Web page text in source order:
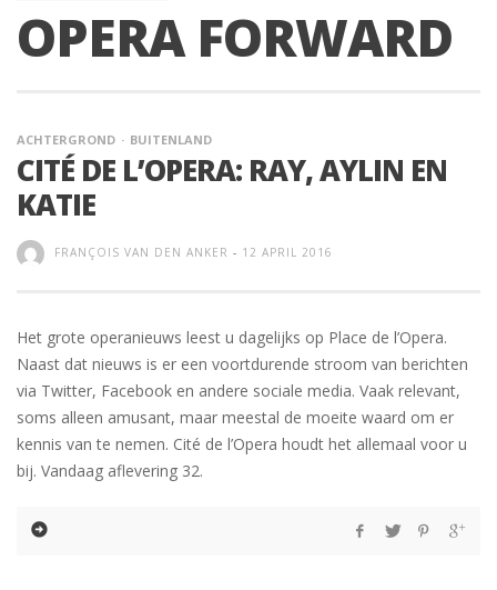
OPERA FORWARD
ACHTERGROND BUITENLAND
CITÉ DE L’OPERA: RAY, AYLIN EN
KATIE
FRANÇOIS VAN DEN ANKER - 12 APRIL 2016
Het grote operanieuws leest u dagelijks op Place de l’Opera.
Naast dat nieuws is er een voortdurende stroom van berichten
via Twitter, Facebook en andere sociale media. Vaak relevant,
soms alleen amusant, maar meestal de moeite waard om er
kennis van te nemen. Cité de l’Opera houdt het allemaal voor u
bij. Vandaag aflevering 32.